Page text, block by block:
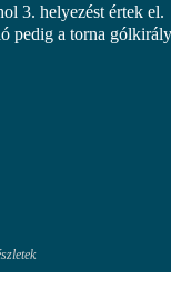
3. helyezést értek el.
pedig a torna